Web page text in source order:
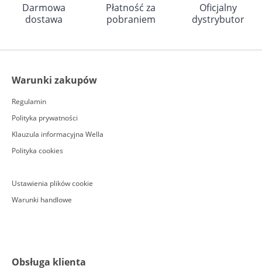
Darmowa
dostawa
Płatność za
pobraniem
Oficjalny
dystrybutor
Warunki zakupów
Regulamin
Polityka prywatności
Klauzula informacyjna Wella
Polityka cookies
Ustawienia plików cookie
Warunki handlowe
Obsługa klienta